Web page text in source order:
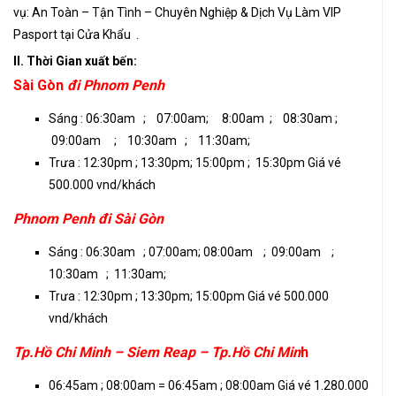
vụ: An Toàn – Tận Tình – Chuyên Nghiệp & Dịch Vụ Làm VIP
Pasport tại Cửa Khẩu .
II. Thời Gian xuất bến:
Sài Gòn đi Phnom Penh
Sáng : 06:30am ; 07:00am; 8:00am ; 08:30am ;
09:00am ; 10:30am ; 11:30am;
Trưa : 12:30pm ; 13:30pm; 15:00pm ; 15:30pm Giá vé
500.000 vnd/khách
Phnom Penh đi Sài Gòn
Sáng : 06:30am ; 07:00am; 08:00am ; 09:00am ;
10:30am ; 11:30am;
Trưa : 12:30pm ; 13:30pm; 15:00pm Giá vé 500.000
vnd/khách
Tp.Hồ Chi Minh – Siem Reap – Tp.Hồ Chi Minh
06:45am ; 08:00am = 06:45am ; 08:00am Giá vé 1.280.000